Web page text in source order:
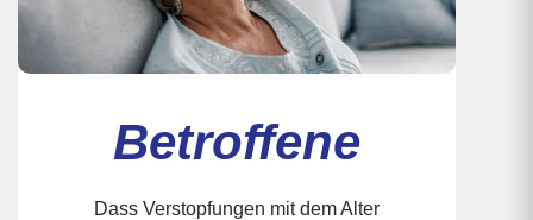
Betroffene
Dass Verstopfungen mit dem Alter